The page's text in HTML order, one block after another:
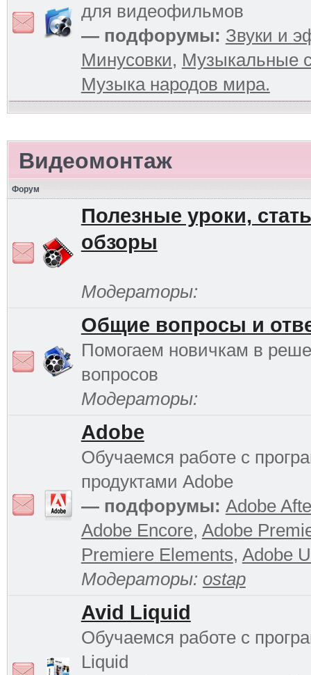
для видеофильмов
— подфорумы: Звуки и
Минусовки, Музыкальные
Музыка народов мира.
Видеомонтаж
Форум
Полезные уроки,
обзоры
Модераторы:
Общие вопросы и
Помогаем новичкам в
вопросов
Модераторы:
Adobe
Обучаемся работе с
продуктами Adobe
— подфорумы: Adobe
Adobe Encore, Adobe
Premiere Elements, Adobe
Модераторы: ostap
Avid Liquid
Обучаемся работе с
Liquid